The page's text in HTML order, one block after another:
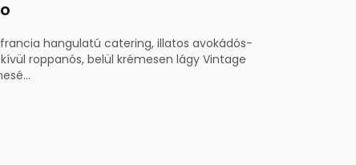
hangulatú catering, illatos avokádós-
roppanós, belül krémesen lágy Vintage